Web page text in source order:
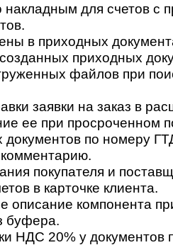
для счетов с
в приходных
приходных
файлов при
заявки на заказ в
ее при просроченном
документов по номеру
покупателя и
в карточке клиента.
описание компонента
буфера.
НДС 20% у документов